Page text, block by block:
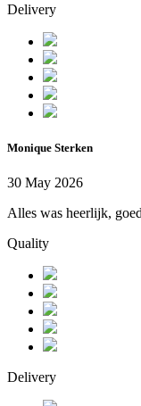
Delivery
Monique Sterken
30 May 2026
Alles was heerlijk,
Quality
Delivery